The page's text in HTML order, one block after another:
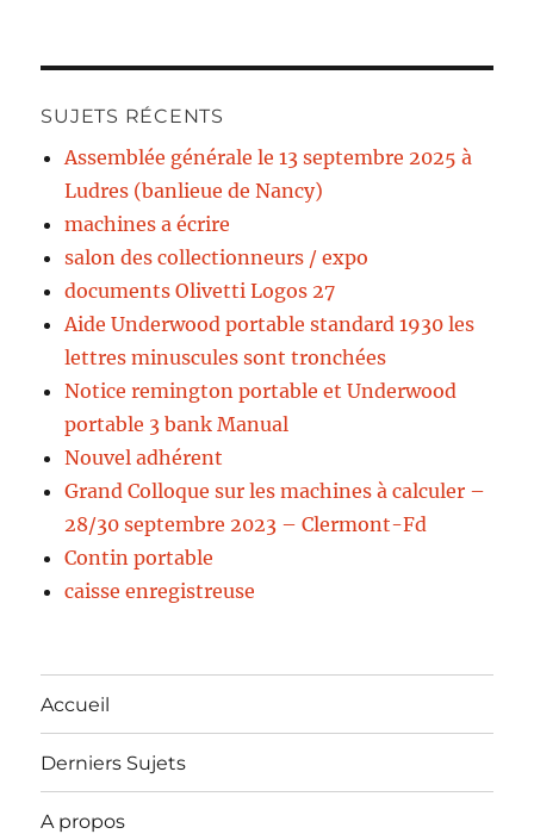
SUJETS RÉCENTS
Assemblée générale le 13 septembre 2025 à
Ludres (banlieue de Nancy)
machines a écrire
salon des collectionneurs / expo
documents Olivetti Logos 27
Aide Underwood portable standard 1930 les
lettres minuscules sont tronchées
Notice remington portable et Underwood
portable 3 bank Manual
Nouvel adhérent
Grand Colloque sur les machines à calculer –
28/30 septembre 2023 – Clermont-Fd
Contin portable
caisse enregistreuse
Accueil
Derniers Sujets
A propos